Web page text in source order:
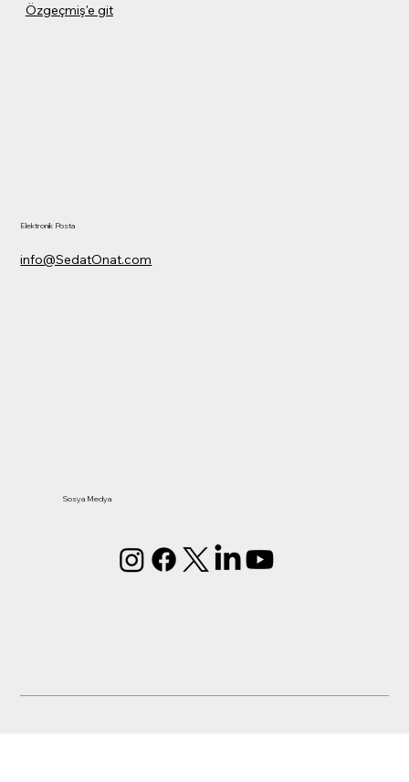
Özgeçmiş'e git
info@SedatOnat.com
Elektronik Posta
Sosya Medya